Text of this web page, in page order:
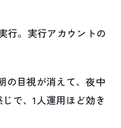
行。実行アカウントの
の目視が消えて、夜中
で、1人運用ほど効き